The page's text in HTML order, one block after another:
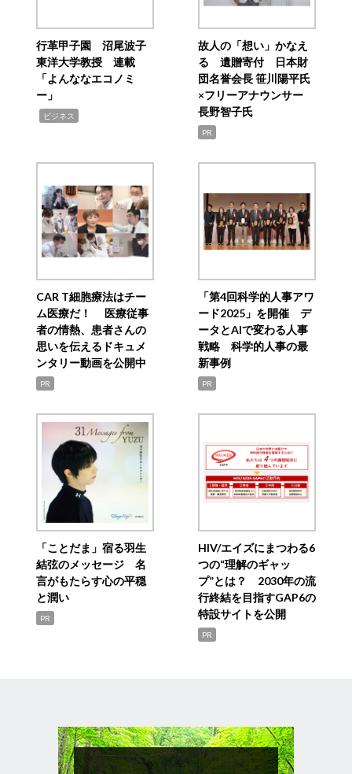
行革甲子園 沼尾波子
東洋大学教授 連載
「よんななエコノミ
ー」
ビジネス
故人の「想い」かなえ
る 遺贈寄付 日本財
団名誉会長 笹川陽平氏
×フリーアナウンサー
長野智子氏
PR
CAR T細胞療法はチー
ム医療だ！ 医療従事
者の情熱、患者さんの
思いを伝えるドキュメ
ンタリー動画を公開中
PR
「第4回科学的人事アワ
ード2025」を開催 デ
ータとAIで変わる人事
戦略 科学的人事の最
新事例
PR
「ことだま」宿る羽生
結弦のメッセージ 名
言がもたらす心の平穏
と潤い
PR
HIV/エイズにまつわる6
つの“理解のギャッ
プ”とは？ 2030年の流
行終結を目指すGAP6の
特設サイトを公開
PR